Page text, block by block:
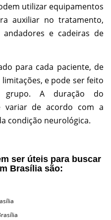
utilizar equipamentos
auxiliar no tratamento,
e cadeiras de
para cada paciente, de
e pode ser feito
grupo. A duração do
variar de acordo com a
condição neurológica.
ser úteis para buscar
Brasília são: